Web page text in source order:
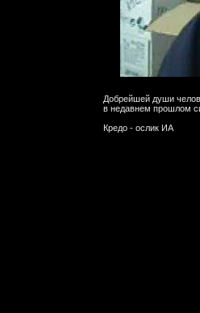
Добрейшей души
в недавнем прошлом
Кредо - ослик ИА